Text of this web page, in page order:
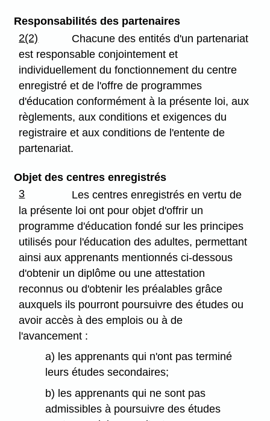
Responsabilités des partenaires
2(2)
Chacune des entités d'un partenariat
est responsable conjointement et
individuellement du fonctionnement du centre
enregistré et de l'offre de programmes
d'éducation conformément à la présente loi, aux
règlements, aux conditions et exigences du
registraire et aux conditions de l'entente de
partenariat.
Objet des centres enregistrés
3
Les centres enregistrés en vertu de
la présente loi ont pour objet d'offrir un
programme d'éducation fondé sur les principes
utilisés pour l'éducation des adultes, permettant
ainsi aux apprenants mentionnés ci-dessous
d'obtenir un diplôme ou une attestation
reconnus ou d'obtenir les préalables grâce
auxquels ils pourront poursuivre des études ou
avoir accès à des emplois ou à de
l'avancement :
a) les apprenants qui n'ont pas terminé
leurs études secondaires;
b) les apprenants qui ne sont pas
admissibles à poursuivre des études